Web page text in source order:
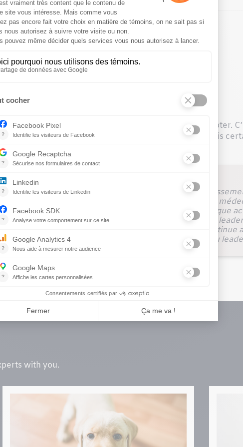
passionnée, du Réseau Passionimo
des chats à l’extérieur et se proposent de les adopter.
Cette belle nouvelle aventure nécessite toutefois
Hénault est présidente et copropriétaire de 10
Elle consacre sa carrière au développement d’une
Autrice, vulgarisatrice et chroniqueuse, elle s’implique
ainsi que dans la valorisation du travail d’équipe, du
de la collaboration, elle place l’amélioration
régulièrement sur des sujets liés à la vie d’équipe, au
with you.